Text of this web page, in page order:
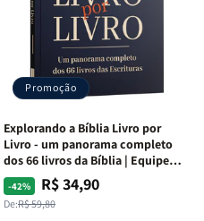
NVA
Capa
Dura
|
NVA
|
Capa
Dura
|
Promoção
Explorando a Bíblia Livro por
Livro - um panorama completo
dos 66 livros da Bíblia | Equipe
teológica Penkal
-42%
Preço
normal
De:R$ 59,80
Preço
promocional
R$ 34,90